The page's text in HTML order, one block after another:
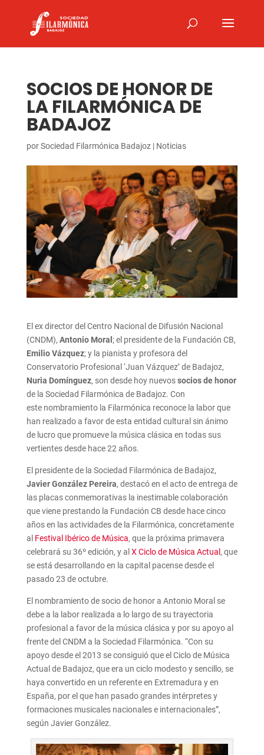
SOCIOS DE HONOR DE
LA FILARMÓNICA DE
BADAJOZ
porSociedad Filarmónica Badajoz| Noticias
El ex director del Centro Nacional de Difusión Nacional
(CNDM), Antonio Moral ; el presidente de la Fundación CB,
Emilio Vázquez; y la pianista y profesora del
Conservatorio Profesional ‘Juan Vázquez’ de Badajoz,
Nuria Domínguez, son desde hoy nuevossocios de honor
de la Sociedad Filarmónica de Badajoz. Con
este nombramiento la Filarmónica reconoce la labor que
han realizado a favor de esta entidad cultural sin ánimo
de lucro que promueve la música clásica en todas sus
vertientes desde hace 22 años.
El presidente de la Sociedad Filarmónica de Badajoz,
Javier González Pereira, destacó en el acto de entrega de
las placas conmemorativas la inestimable colaboración
que viene prestando la Fundación CB desde hace cinco
años en las actividades de la Filarmónica, concretamente
al Festival Ibérico de Música, que la próxima primavera
celebrará su 36º edición, y al X Ciclo de Música Actual , que
se está desarrollando en la capital pacense desde el
pasado 23 de octubre.
El nombramiento de socio de honor a Antonio Moral se
debe a la labor realizada a lo largo de su trayectoria
profesional a favor de la música clásica y por su apoyo al
frente del CNDM a la Sociedad Filarmónica. “Con su
apoyo desde el 2013 se consiguió que el Ciclo de Música
Actual de Badajoz, que era un ciclo modesto y sencillo, se
haya convertido en un referente en Extremadura y en
España, por el que han pasado grandes intérpretes y
formaciones musicales nacionales e internacionales”,
según Javier González.